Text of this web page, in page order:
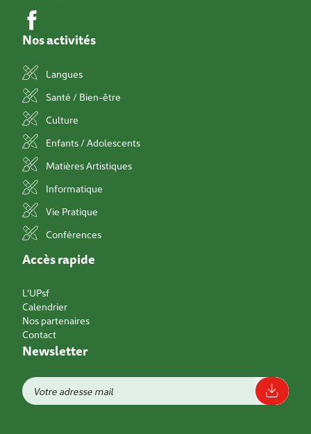
Nos activités
Langues
Santé / Bien-être
Culture
Enfants / Adolescents
Matières Artistiques
Informatique
Vie Pratique
Conférences
Accès rapide
L'UPsf
Calendrier
Nos partenaires
Contact
Newsletter